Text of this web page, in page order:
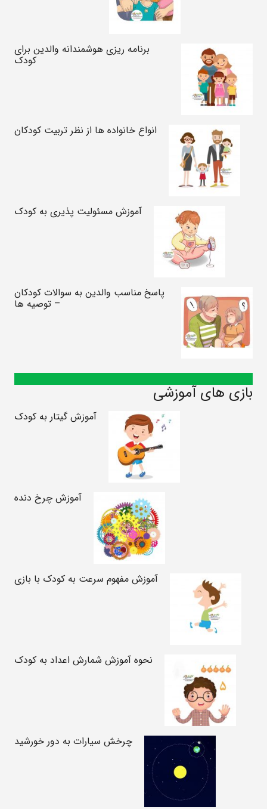
برنامه ریزی هوشمندانه والدین برای
کودک
انواع خانواده ها از نظر تربیت کودکان
آموزش مسئولیت پذیری به کودک
پاسخ مناسب والدین به سوالات کودکان
– توصیه ها
بازی های آموزشی
آموزش گیتار به کودک
آموزش چرخ دنده
آموزش مفهوم سرعت به کودک با بازی
نحوه آموزش شمارش اعداد به کودک
چرخش سیارات به دور خورشید